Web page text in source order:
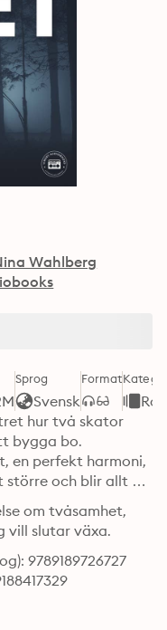
Wahlberg
Sprog
Svensk
Format
hur två skator
bygga bo.
en perfekt harmoni,
större och blir allt
om tvåsamhet,
vill slutar växa.
9789189726727